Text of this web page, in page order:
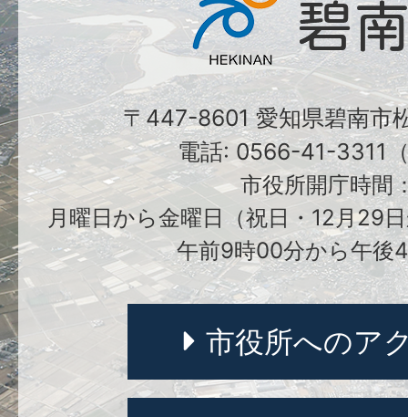
〒447-8601 愛知県碧南市
電話: 0566-41-3311
市役所開庁時間
月曜日から金曜日（祝日・12月29
午前9時00分から午後
市役所へのア